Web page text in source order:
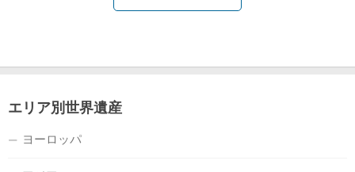
エリア別世界遺産
ヨーロッパ